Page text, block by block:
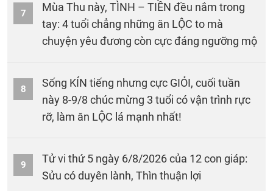
7
Mùa Thu này, TÌNH – TIỀN đều nắm trong
tay: 4 tuổi chẳng những ăn LỘC to mà
chuyện yêu đương còn cực đáng ngưỡng mộ
8
Sống KÍN tiếng nhưng cực GIỎI, cuối tuần
này 8-9/8 chúc mừng 3 tuổi có vận trình rực
rỡ, làm ăn LỘC lá mạnh nhất!
9
Tử vi thứ 5 ngày 6/8/2026 của 12 con giáp:
Sửu có duyên lành, Thìn thuận lợi